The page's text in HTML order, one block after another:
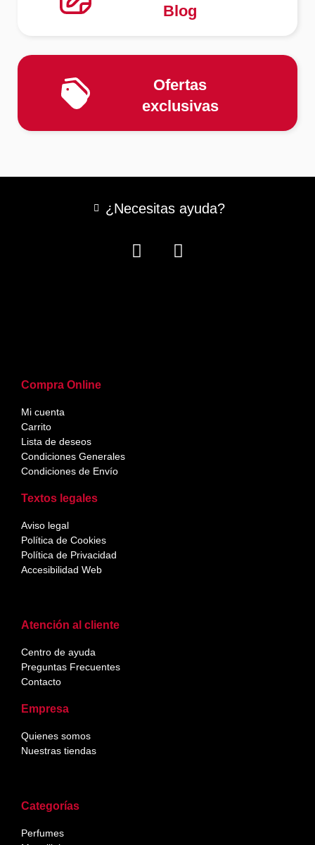
Blog
Ofertas
exclusivas
Categorías
Perfumes
Atención al cliente
Centro de ayuda
Preguntas Frecuentes
Contacto
Empresa
Quienes somos
Nuestras tiendas
Compra Online
Mi cuenta
Carrito
Lista de deseos
Condiciones Generales
Condiciones de Envío
Textos legales
Aviso legal
Política de Cookies
Política de Privacidad
Accesibilidad Web
¿Necesitas ayuda?